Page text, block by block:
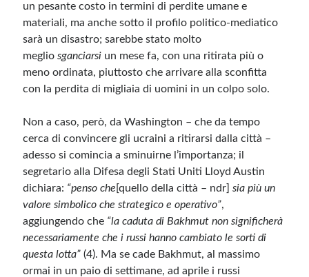
un pesante costo in termini di perdite umane e
materiali, ma anche sotto il profilo politico-mediatico
sarà un disastro; sarebbe stato molto
megliosganciarsi un mese fa, con una ritirata più o
meno ordinata, piuttosto che arrivare alla sconfitta
con la perdita di migliaia di uomini in un colpo solo.
Non a caso, però, da Washington – che da tempo
cerca di convincere gli ucraini a ritirarsi dalla città –
adesso si comincia a sminuirne l’importanza; il
segretario alla Difesa degli Stati Uniti Lloyd Austin
dichiara: “penso che [quello della città – ndr]sia più un
valore simbolico che strategico e operativo”,
aggiungendo che “la caduta di Bakhmut non significherà
necessariamente che i russi hanno cambiato le sorti di
questa lotta” (4). Ma se cade Bakhmut, al massimo
ormai in un paio di settimane, ad aprile i russi